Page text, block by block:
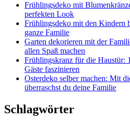
Frühlingsdeko mit
perfekten Look
Frühlingsdeko mit den Kindern
ganze Familie
Garten dekorieren mit der
allen Spaß machen
Frühlingskranz für die Haustür:
Gäste faszinieren
Osterdeko selber machen: Mit
überraschst du deine Familie
Schlagwörter